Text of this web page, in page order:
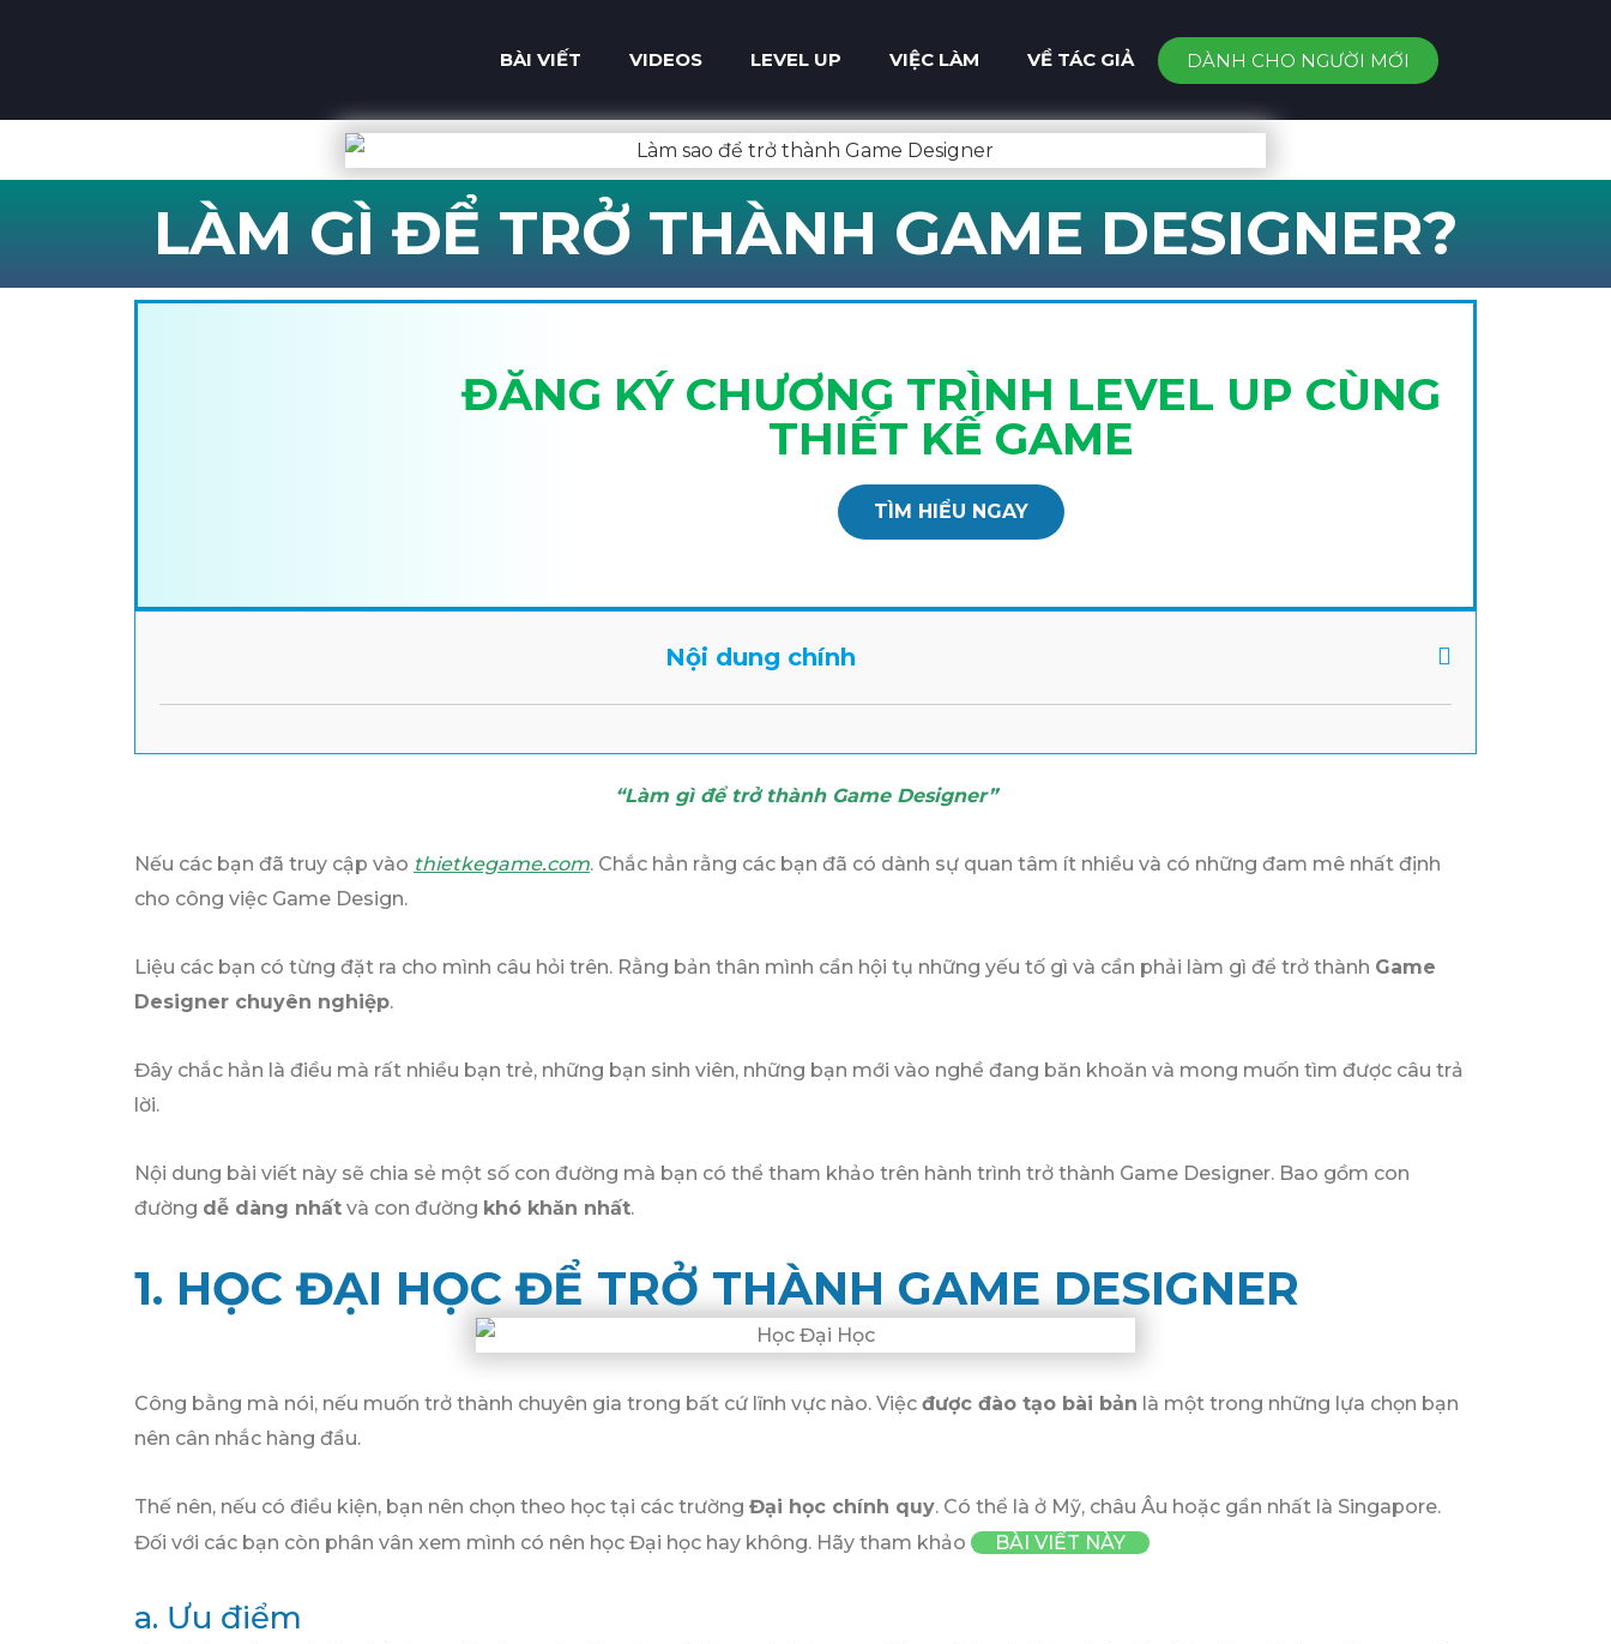
BÀI VIẾT VIDEOS LEVEL UP VIỆC LÀM VỀ TÁC GIẢ DÀNH CHO NGƯỜI MỚI
LÀM GÌ ĐỂ TRỞ THÀNH GAME DESIGNER?
ĐĂNG KÝ CHƯƠNG TRÌNH LEVEL UP CÙNG
THIẾT KẾ GAME
TÌM HIỂU NGAY
Nội dung chính
“Làm gì để trở thành Game Designer”
Nếu các bạn đã truy cập vào thietkegame.com. Chắc hẳn rằng các bạn đã có dành sự quan tâm ít nhiều và có những đam mê nhất định
cho công việc Game Design.
Liệu các bạn có từng đặt ra cho mình câu hỏi trên. Rằng bản thân mình cần hội tụ những yếu tố gì và cần phải làm gì để trở thành Game
Designer chuyên nghiệp.
Đây chắc hẳn là điều mà rất nhiều bạn trẻ, những bạn sinh viên, những bạn mới vào nghề đang băn khoăn và mong muốn tìm được câu trả
lời.
Nội dung bài viết này sẽ chia sẻ một số con đường mà bạn có thể tham khảo trên hành trình trở thành Game Designer. Bao gồm con
đường dễ dàng nhất và con đường khó khăn nhất.
1. HỌC ĐẠI HỌC ĐỂ TRỞ THÀNH GAME DESIGNER
Công bằng mà nói, nếu muốn trở thành chuyên gia trong bất cứ lĩnh vực nào. Việc được đào tạo bài bản là một trong những lựa chọn bạn
nên cân nhắc hàng đầu.
Thế nên, nếu có điều kiện, bạn nên chọn theo học tại các trường Đại học chính quy. Có thể là ở Mỹ, châu Âu hoặc gần nhất là Singapore.
Đối với các bạn còn phân vân xem mình có nên học Đại học hay không. Hãy tham khảo
BÀI VIẾT NÀY
a. Ưu điểm